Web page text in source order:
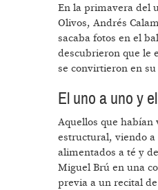
En la primavera del
Olivos, Andrés
sacaba fotos en el
descubrieron que le
se convirtieron en
El uno a uno y
Aquellos que habían
estructural, viendo a
alimentados a té y
Miguel Brú en una
previa a un recital